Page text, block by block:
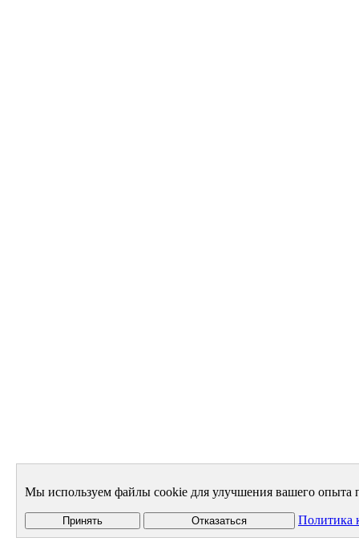
Мы используем файлы cookie для улучшения вашего опыта
Принять Отказаться Политика